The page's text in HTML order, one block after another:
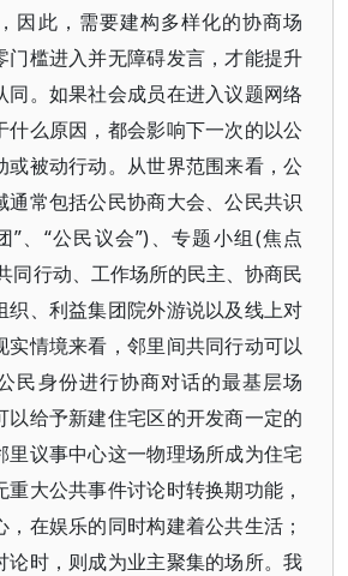
因此，需要建构多样化的协商场
门槛进入并无障碍发言，才能提升
同。如果社会成员在进入议题网络
什么原因，都会影响下一次的以公
或被动行动。从世界范围来看，公
通常包括公民协商大会、公民共识
”、“公民议会”)、专题小组(焦点
同行动、工作场所的民主、协商民
织、利益集团院外游说以及线上对
实情境来看，邻里间共同行动可以
民身份进行协商对话的最基层场
以给予新建住宅区的开发商一定的
里议事中心这一物理场所成为住宅
大公共事件讨论时转换期功能，
在娱乐的同时构建着公共生活；
论时，则成为业主聚集的场所。我